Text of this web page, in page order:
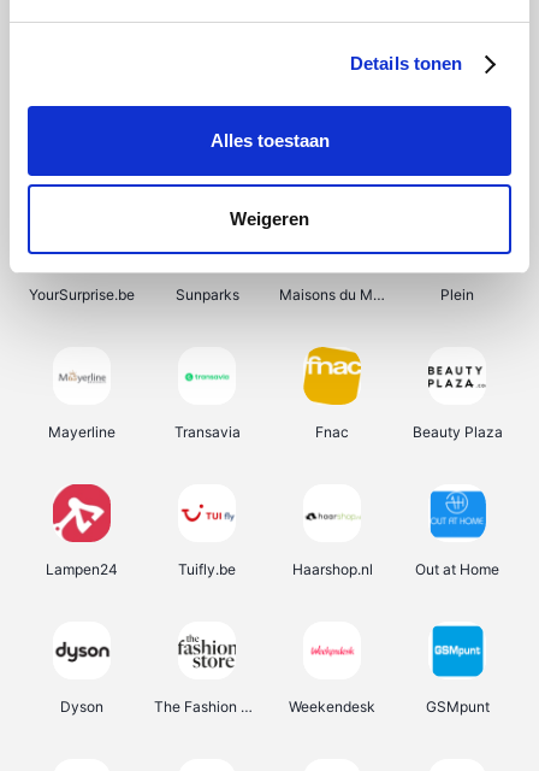
Details tonen
Alles toestaan
Weigeren
Shein Bergfreunde Pazzox Smartwatchbanden
YourSurprise.be Sunparks Maisons du Monde Plein
Mayerline Transavia Fnac Beauty Plaza
Lampen24 Tuifly.be Haarshop.nl Out at Home
Dyson The Fashion Store Weekendesk GSMpunt